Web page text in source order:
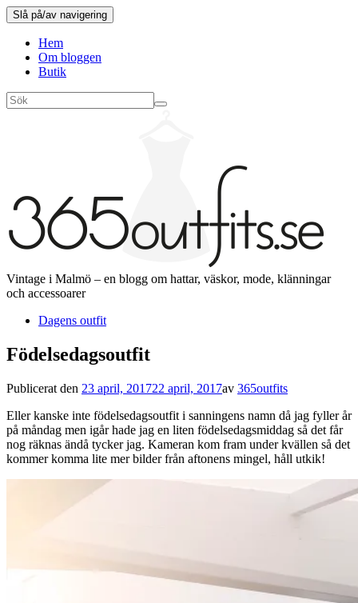
Slå på/av navigering
Hem
Om bloggen
Butik
Vintage i Malmö – en blogg om hattar, väskor, mode, klänningar
och accessoarer
Dagens outfit
Födelsedagsoutfit
Publicerat den 23 april, 201722 april, 2017av 365outfits
Eller kanske inte födelsedagsoutfit i sanningens namn då jag fyller år
på måndag men igår hade jag en liten födelsedagsmiddag så det får
nog räknas ändå tycker jag. Kameran kom fram under kvällen så det
kommer komma lite mer bilder från aftonens mingel, håll utkik!